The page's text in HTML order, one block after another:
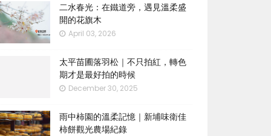
二水春光：在鐵道旁，遇見溫柔盛
開的花旗木
April 03, 2026
太平苗圃落羽松｜不只拍紅，轉色
期才是最好拍的時候
December 30, 2025
雨中柿園的溫柔記憶｜新埔味衛佳
柿餅觀光農場紀錄